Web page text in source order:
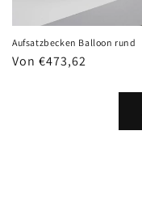
Aufsatzbecken Balloon rund
Normaler
Von €473,62